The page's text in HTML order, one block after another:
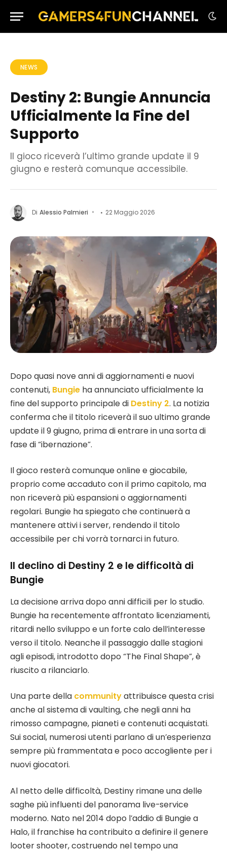
NEWS
Destiny 2: Bungie Annuncia
Ufficialmente la Fine del
Supporto
Il gioco riceverà l’ultimo grande update il 9
giugno e resterà comunque accessibile.
Di Alessio Palmieri 22 Maggio 2026
Dopo quasi nove anni di aggiornamenti e nuovi
contenuti, Bungie ha annunciato ufficialmente la
fine del supporto principale di Destiny 2. La notizia
conferma che il titolo riceverà il suo ultimo grande
update il 9 giugno, prima di entrare in una sorta di
fase di “ibernazione”.
Il gioco resterà comunque online e giocabile,
proprio come accaduto con il primo capitolo, ma
non riceverà più espansioni o aggiornamenti
regolari. Bungie ha spiegato che continuerà a
mantenere attivi i server, rendendo il titolo
accessibile per chi vorrà tornarci in futuro.
Il declino di Destiny 2 e le difficoltà di
Bungie
La decisione arriva dopo anni difficili per lo studio.
Bungie ha recentemente affrontato licenziamenti,
ritardi nello sviluppo e un forte calo dell’interesse
verso il titolo. Neanche il passaggio dalle stagioni
agli episodi, introdotto dopo “The Final Shape”, è
riuscito a rilanciarlo.
Una parte della communityattribuisce questa crisi
anche al sistema di vaulting, che negli anni ha
rimosso campagne, pianeti e contenuti acquistati.
Sui social, numerosi utenti parlano di un’esperienza
sempre più frammentata e poco accogliente per i
nuovi giocatori.
Al netto delle difficoltà, Destiny rimane una delle
saghe più influenti del panorama live-service
moderno. Nato nel 2014 dopo l’addio di Bungie a
Halo, il franchise ha contribuito a definire il genere
looter shooter, costruendo nel tempo una